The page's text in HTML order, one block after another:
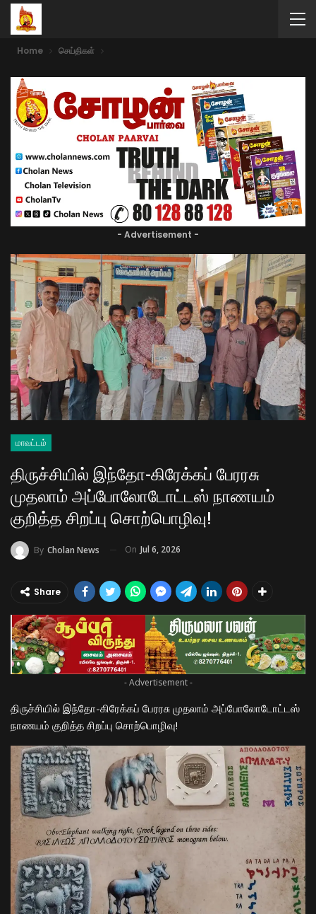
Home செய்திகள்
- Advertisement -
மாவட்டம்
திருச்சியில் இந்தோ-கிரேக்கப் பேரரசு
முதலாம் அப்போலோடோட்டஸ் நாணயம்
குறித்த சிறப்பு சொற்பொழிவு!
By Cholan News On Jul 6, 2026
Share
- Advertisement -
திருச்சியில் இந்தோ-கிரேக்கப் பேரரசு முதலாம் அப்போலோடோட்டஸ்
நாணயம் குறித்த சிறப்பு சொற்பொழிவு!